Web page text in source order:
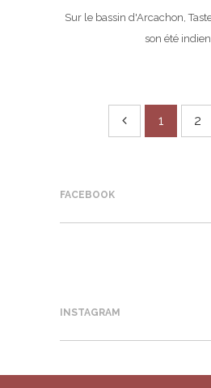
Sur le bassin d'Arcachon,
son été indien...
1 2
FACEBOOK
INSTAGRAM